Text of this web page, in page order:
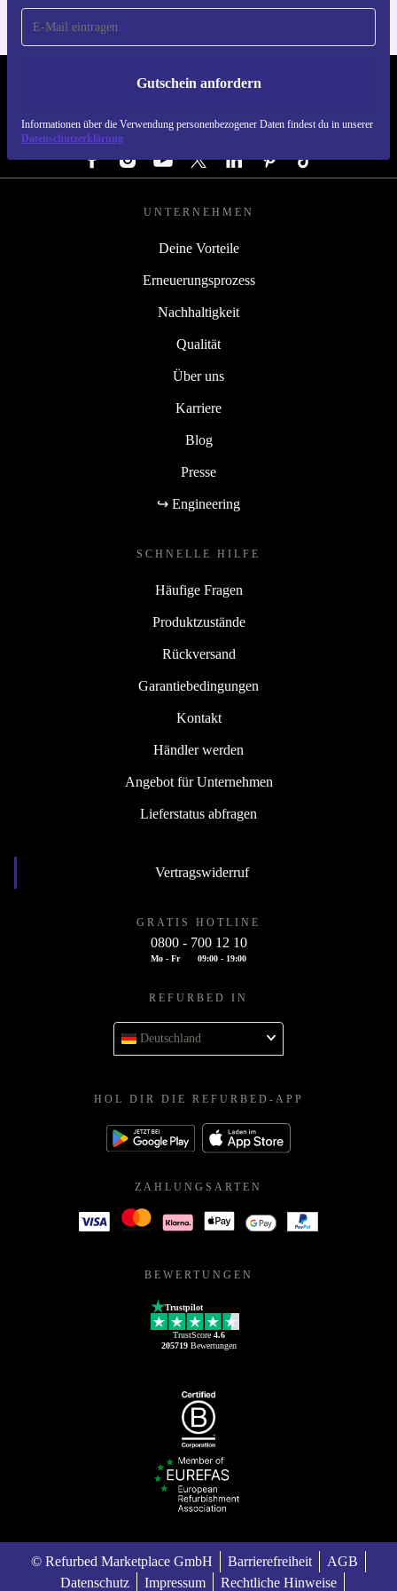
Gutschein anfordern
Informationen über die Verwendung personenbezogener Daten findest du in unserer
Datenschutzerklärung
REFURBED DEUTSCHLAND - RETHINK NEW.
FOLGE UNS
UNTERNEHMEN
Deine Vorteile
Erneuerungsprozess
Nachhaltigkeit
Qualität
Über uns
Karriere
Blog
Presse
↪ Engineering
SCHNELLE HILFE
Häufige Fragen
Produktzustände
Rückversand
Garantiebedingungen
Kontakt
Händler werden
Angebot für Unternehmen
Lieferstatus abfragen
Vertragswiderruf
GRATIS HOTLINE
0800 - 700 12 10
Mo - Fr 09:00 - 19:00
REFURBED IN
Deutschland
HOL DIR DIE REFURBED-APP
ZAHLUNGSARTEN
BEWERTUNGEN
Trustpilot
TrustScore 4.6
205719Bewertungen
© Refurbed Marketplace GmbH Barrierefreiheit
AGB
Datenschutz
Impressum Rechtliche Hinweise